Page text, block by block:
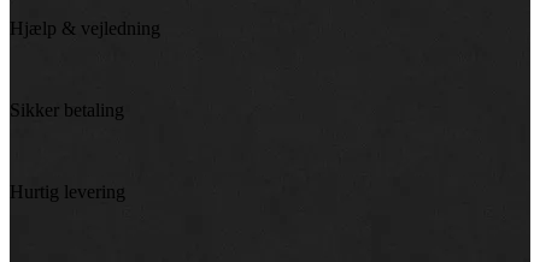
Hjælp & vejledning
Sikker betaling
Hurtig levering